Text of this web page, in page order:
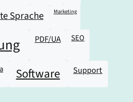
Sprache Marketing
PDF/UA SEO
Software Support